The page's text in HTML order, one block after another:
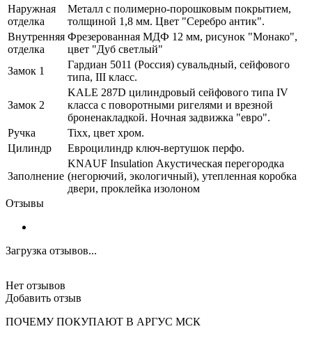
Наружная
отделка
Металл с полимерно-порошковым покрытием,
толщиной 1,8 мм. Цвет "Серебро антик".
Внутренняя
отделка
Фрезерованная МДФ 12 мм, рисунок "Монако",
цвет "Дуб светлый"
Замок 1
Гардиан 5011 (Россия) сувальдный, сейфового
типа, III класс.
Замок 2
KALE 287D цилиндровый сейфового типа IV
класса с поворотными ригелями и врезной
броненакладкой. Ночная задвижка "евро".
Ручка
Tixx, цвет хром.
Цилиндр
Евроцилиндр ключ-вертушок перфо.
Заполнение
KNAUF Insulation Акустическая перегородка
(негорючий, экологичный), утепленная коробка
двери, проклейка изолоном
Отзывы
Загрузка отзывов...
Нет отзывов
Добавить отзыв
ПОЧЕМУ ПОКУПАЮТ В АРГУС МСК